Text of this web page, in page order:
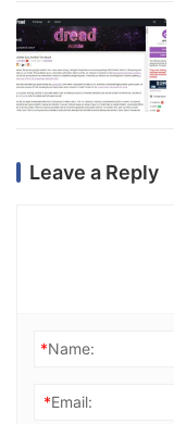
Leave a Reply
*Name:
*Email: